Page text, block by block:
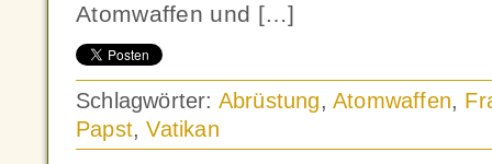
Atomwaffen und […]
Schlagwörter: Abrüstung,Atomwaffen,
Papst,Vatikan